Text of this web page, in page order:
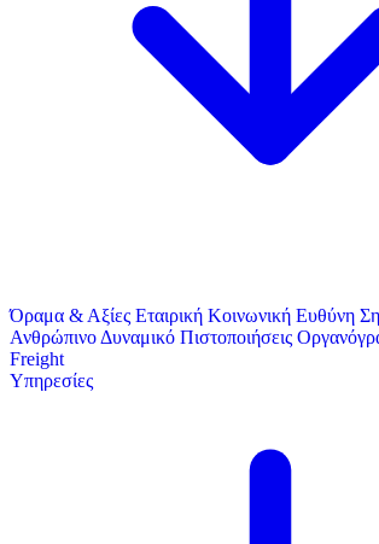
Όραμα & Αξίες Εταιρική Κοινωνική Ευθύνη
Ανθρώπινο Δυναμικό Πιστοποιήσεις
Freight
Υπηρεσίες